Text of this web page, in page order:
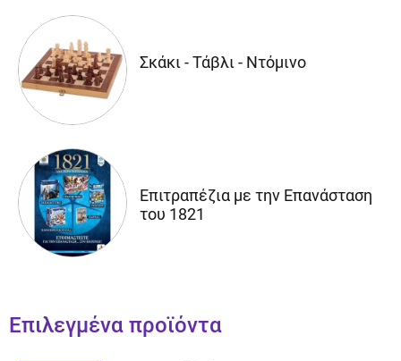
Σκάκι - Τάβλι - Ντόμινο
Επιτραπέζια με την Επανάσταση
του 1821
Επιλεγμένα προϊόντα